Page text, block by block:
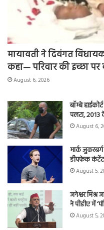
मायावती ने दिवंगत
कहा— परिवार की इच्छा
August 6, 2026
बॉम्बे
पलटा, 2013
August 6,
मार्क
डीपफेक कंटेंट
August 5,
जनेश्वर मिश्र
ने पीडीए में
August 5,